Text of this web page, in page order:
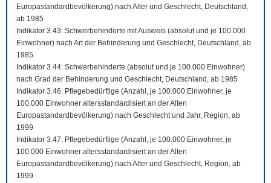
Europastandardbevölkerung) nach Alter und Geschlecht, Deutschland,
ab 1985
Indikator 3.43: Schwerbehinderte mit Ausweis (absolut und je 100.000
Einwohner) nach Art der Behinderung und Geschlecht, Deutschland, ab
1985
Indikator 3.44: Schwerbehinderte (absolut und je 100.000 Einwohner)
nach Grad der Behinderung und Geschlecht, Deutschland, ab 1985
Indikator 3.46: Pflegebedürftige (Anzahl, je 100.000 Einwohner, je
100.000 Einwohner altersstandardisiert an der Alten
Europastandardbevölkerung) nach Geschlecht und Jahr, Region, ab
1999
Indikator 3.47: Pflegebedürftige (Anzahl, je 100.000 Einwohner, je
100.000 Einwohner altersstandardisiert an der Alten
Europastandardbevölkerung) nach Alter und Geschlecht, Region, ab
1999